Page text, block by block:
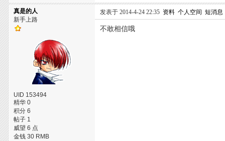
真是的人
新手上路
UID 153494
精华 0
积分 6
帖子 1
威望 6 点
金钱 30 RMB
发表于 2014-4-24 22:35 资料 个人空间 短消息
不敢相信哦